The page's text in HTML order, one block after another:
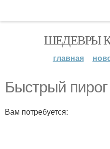
ШЕДЕВРЫ
главная
Быстрый
Вам потребуется: